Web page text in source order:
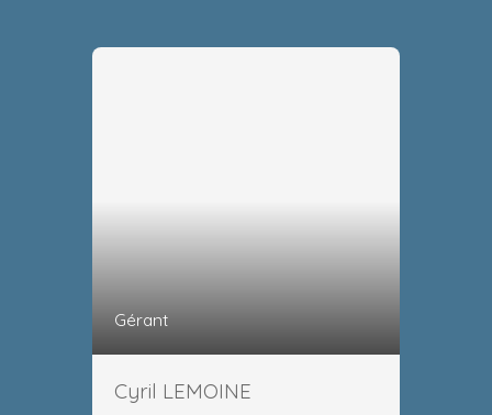
Gérant
Cyril LEMOINE